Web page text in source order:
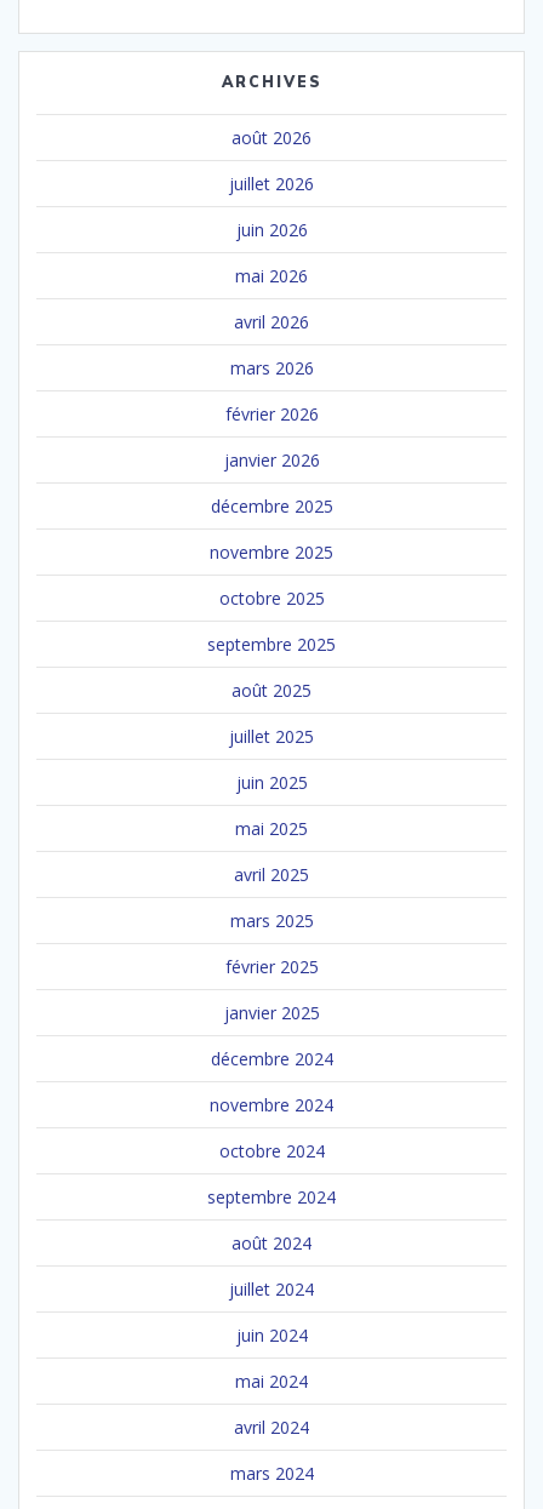
ARCHIVES
août 2026
juillet 2026
juin 2026
mai 2026
avril 2026
mars 2026
février 2026
janvier 2026
décembre 2025
novembre 2025
octobre 2025
septembre 2025
août 2025
juillet 2025
juin 2025
mai 2025
avril 2025
mars 2025
février 2025
janvier 2025
décembre 2024
novembre 2024
octobre 2024
septembre 2024
août 2024
juillet 2024
juin 2024
mai 2024
avril 2024
mars 2024